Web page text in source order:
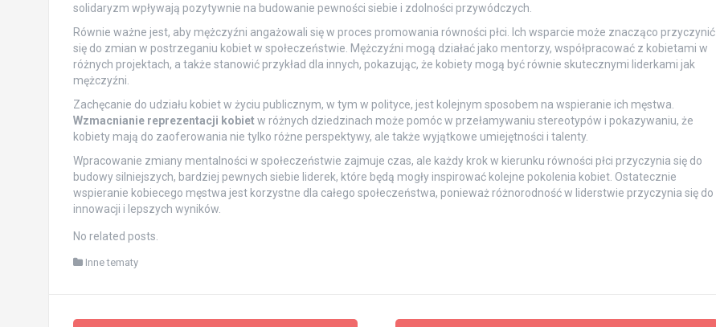
solidaryzm wpływają pozytywnie na budowanie pewności siebie i zdolności przywódczych.
Równie ważne jest, aby mężczyźni angażowali się w proces promowania równości płci. Ich wsparcie może znacząco przyczynić
się do zmian w postrzeganiu kobiet w społeczeństwie. Mężczyźni mogą działać jako mentorzy, współpracować z kobietami w
różnych projektach, a także stanowić przykład dla innych, pokazując, że kobiety mogą być równie skutecznymi liderkami jak
mężczyźni.
Zachęcanie do udziału kobiet w życiu publicznym, w tym w polityce, jest kolejnym sposobem na wspieranie ich męstwa.
Wzmacnianie reprezentacji kobietw różnych dziedzinach może pomóc w przełamywaniu stereotypów i pokazywaniu, że
kobiety mają do zaoferowania nie tylko różne perspektywy, ale także wyjątkowe umiejętności i talenty.
Wpracowanie zmiany mentalności w społeczeństwie zajmuje czas, ale każdy krok w kierunku równości płci przyczynia się do
budowy silniejszych, bardziej pewnych siebie liderek, które będą mogły inspirować kolejne pokolenia kobiet. Ostatecznie
wspieranie kobiecego męstwa jest korzystne dla całego społeczeństwa, ponieważ różnorodność w liderstwie przyczynia się do
innowacji i lepszych wyników.
No related posts.
Inne tematy